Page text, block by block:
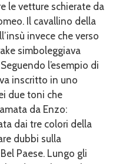
le vetture schierate da
Il cavallino della
invece che verso
simboleggiava
l’esempio di
inscritto in uno
due toni che
da Enzo:
dai tre colori della
dubbi sulla
Paese. Lungo gli